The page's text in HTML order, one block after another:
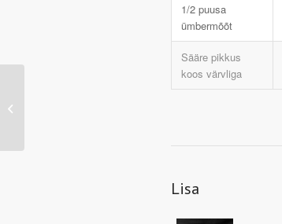
1/2 puusa
ümbermõõt
Sääre pikkus
koos värvliga
Lisa